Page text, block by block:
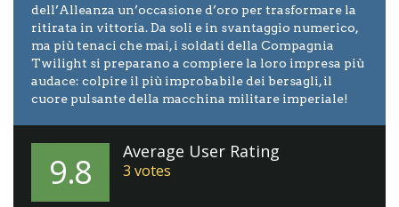
dell’Alleanza un’occasione d’oro per trasformare la
ritirata in vittoria. Da soli e in svantaggio numerico,
ma più tenaci che mai, i soldati della Compagnia
Twilight si preparano a compiere la loro impresa più
audace: colpire il più improbabile dei bersagli, il
cuore pulsante della macchina militare imperiale!
9.8 Average User Rating
3 votes